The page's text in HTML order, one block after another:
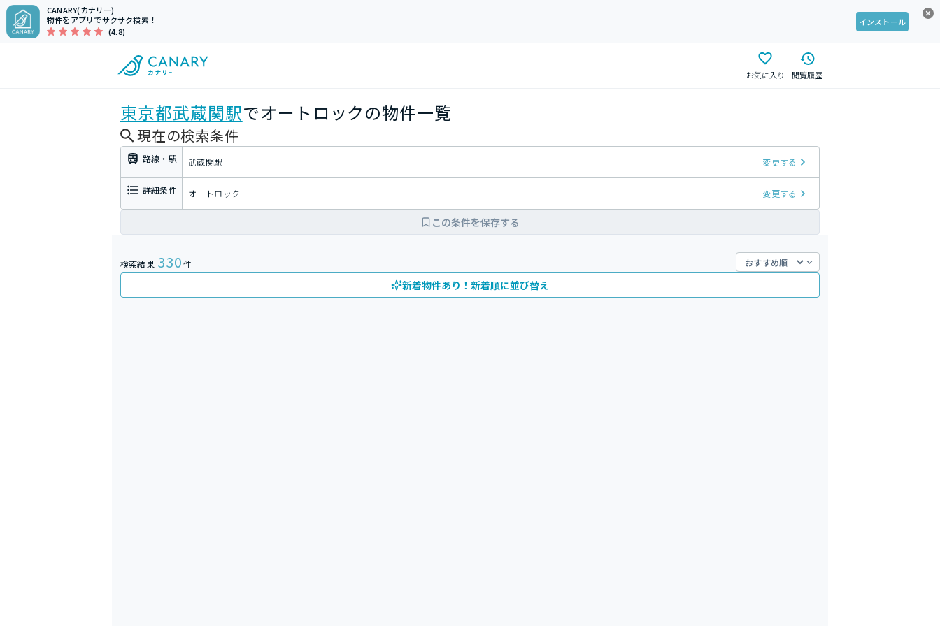
CANARY(カナリー)
物件をアプリでサクサク検索！
(4.8)
インストール
お気に入り 閲覧履歴
東京都武蔵関駅でオートロックの物件一覧
現在の検索条件
路線・駅 武蔵関駅 変更する
詳細条件 オートロック 変更する
この条件を保存する
検索結果 330件
新着物件あり！新着順に並び替え